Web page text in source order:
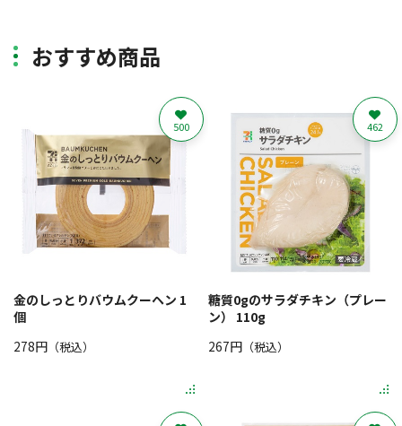
おすすめ商品
金のしっとりバウムクーヘン 1
個
278円 （税込）
500
糖質0gのサラダチキン（プレー
ン） 110g
267円（税込）
462